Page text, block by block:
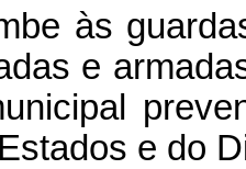
às
e
e do